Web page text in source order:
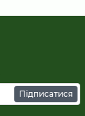
Підписатися